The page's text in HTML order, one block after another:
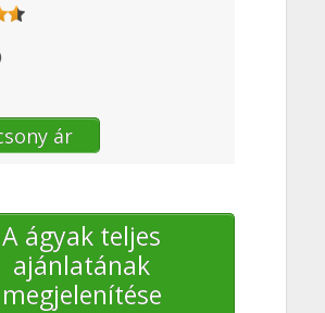
ár
A ágyak teljes
ajánlatának
megjelenítése